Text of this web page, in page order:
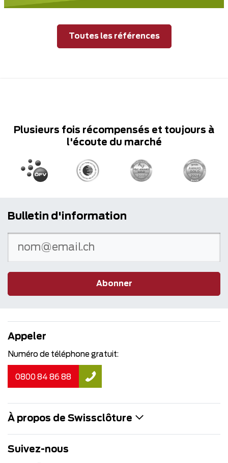
Toutes les références
Plusieurs fois récompensés et toujours à
l'écoute du marché
Bulletin d'information
Abonner
Appeler
Numéro de téléphone gratuit:
0800 84 86 88
À propos de Swissclôture
Suivez-nous